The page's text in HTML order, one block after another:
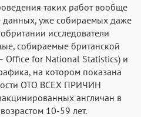
таких работ вообще
данных, уже собираемых даже
исследователи
собираемые британской
Office for National Statistics) и
на котором показана
ОТО ВСЕХ ПРИЧИН
англичан в
10-59 лет.